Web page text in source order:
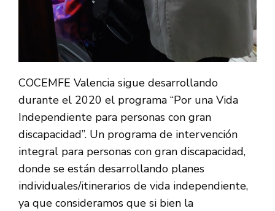
COCEMFE Valencia sigue desarrollando
durante el 2020 el programa “Por una Vida
Independiente para personas con gran
discapacidad”. Un programa de intervención
integral para personas con gran discapacidad,
donde se están desarrollando planes
individuales/itinerarios de vida independiente,
ya que consideramos que si bien la